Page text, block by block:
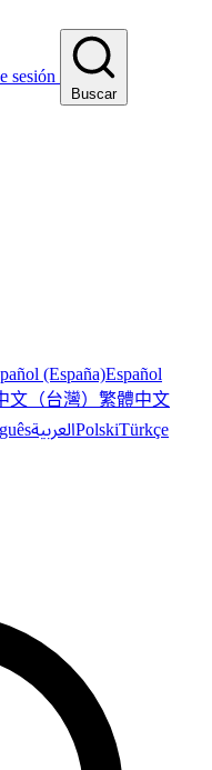
sesión
Buscar
(España)Español
（台灣） 繁體中文
العربيةPolskiTürkçe